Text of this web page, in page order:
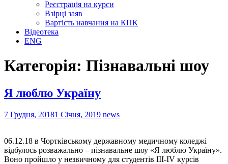
Реєстрація на курси
Взірці заяв
Вартість навчання на КПК
Відеотека
ENG
Категорія: Пізнавальні шоу
Я люблю Україну
7 Грудня, 20181 Січня, 2019 news
06.12.18 в Чортківському державному медичному коледжі
відбулось розважально – пізнавальне шоу «Я люблю Україну».
Воно пройшло у незвичному для студентів III-IV курсів